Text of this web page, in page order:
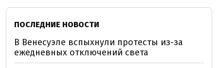
ПОСЛЕДНИЕ НОВОСТИ
В Венесуэле вспыхнули протесты из-за
ежедневных отключений света